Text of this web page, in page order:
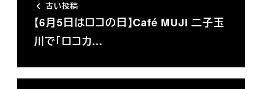
古い投稿
【6月5日はロコの日】Café MUJI 二子玉
川で「ロコカ…